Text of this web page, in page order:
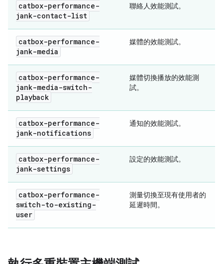
catbox-performance-
jank-contact-list
聯絡人效能測試。
catbox-performance-
jank-media
媒體的效能測試。
catbox-performance-
jank-media-switch-
playback
媒體切換播放的效能測
試。
catbox-performance-
jank-notifications
通知的效能測試。
catbox-performance-
jank-settings
設定的效能測試。
catbox-performance-
switch-to-existing-
user
測量切換至現有使用者的
延遲時間。